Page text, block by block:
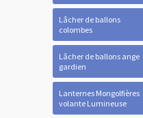
Lâcher de ballons
colombes
Lâcher de ballons ange
gardien
Lanternes Mongolfières
volante Lumineuse